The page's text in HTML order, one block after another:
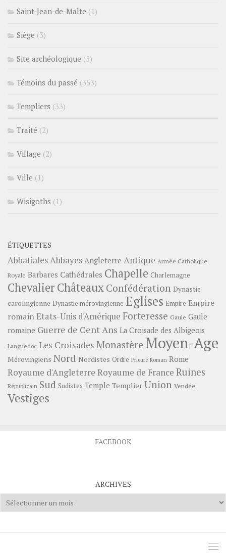
Saint-Jean-de-Malte (1)
Siège (3)
Site archéologique (5)
Témoins du passé (353)
Templiers (33)
Traité (2)
Village (2)
Ville (1)
Wisigoths (1)
ÉTIQUETTES
Abbatiales Abbayes Angleterre Antique Armée Catholique
Royale Barbares Cathédrales Chapelle Charlemagne
ChevalierChâteauxConfédération Dynastie
carolingienne Dynastie mérovingienne Eglises Empire Empire
romainEtats-Unis d'Amérique Forteresse Gaule Gaule
romaine Guerre de Cent Ans La Croisade des Albigeois
Languedoc Les Croisades Monastère Moyen-Age
Mérovingiens Nord Nordistes Ordre Prieuré Roman Rome
Royaume d'Angleterre Royaume de France Ruines
Républicain Sud Sudistes Temple Templier Union Vendée
Vestiges
FACEBOOK
ARCHIVES
Archives